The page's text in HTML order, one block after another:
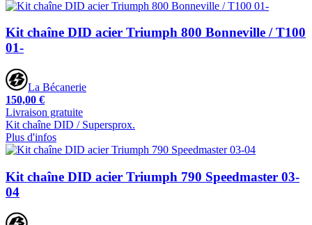
Kit chaîne DID acier Triumph 800 Bonneville / T100
01-
La Bécanerie
150,00 €
Livraison gratuite
Kit chaîne DID / Supersprox.
Plus d'infos
Kit chaîne DID acier Triumph 790 Speedmaster 03-
04